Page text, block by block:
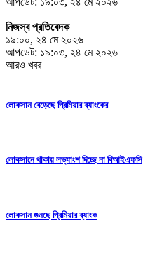
নিজস্ব প্রতিবেদক
১৯:০০, ২৪ মে ২০২৬
আপডেট: ১৯:০৩, ২৪ মে ২০২৬
আরও খবর
লোকসান বেড়েছে প্রিমিয়ার ব্যাংকের
লোকসানে থাকায় লভ্যাংশ দিচ্ছে না বিআইএফসি
লোকসান গুনছে প্রিমিয়ার ব্যাংক